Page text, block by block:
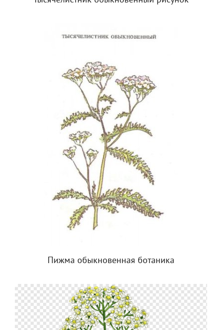
Пижма обыкновенная ботаника